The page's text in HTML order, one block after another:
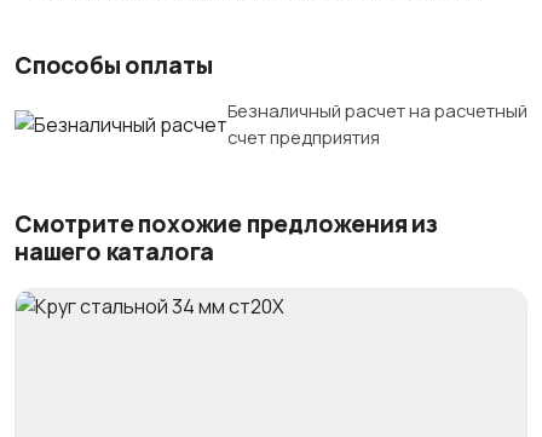
Способы оплаты
Безналичный расчет на расчетный
счет предприятия
Смотрите похожие предложения из
нашего каталога